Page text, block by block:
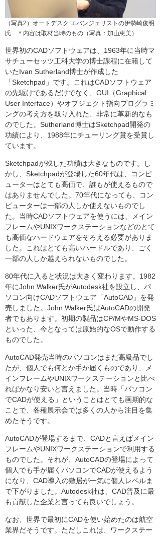
（写真2）オートデスク エバンジェリストの伊勢崎俊明
氏 ＊内容は取材当時のもの（写真：加山恵美）
世界初のCADソフトウェアは、1963年に当時マ
サチューセッツ工科大学の博士課程に在籍して
いたIvan Sutherland博士が作成した
「Sketchpad」です。これはCADソフトウェア
の先駆けであるだけでなく、GUI（Graphical
User Interface）やオブジェクト指向プログラミ
ングの考え方を取り入れた、非常に革新的なも
のでした。Sutherland博士はSketchpad開発の
功績により、1988年にチューリング賞を受賞し
ています。
Sketchpadが残した功績は大きなものです。し
かし、Sketchpadが登場した60年代は、コンピ
ューターはとても高価で、誰もが使えるもので
はありませんでした。70年代になっても、コン
ピューターは一部の人しか使えないものでし
た。当時CADソフトウェアを使うには、メイン
フレームやUNIXワークステーションなどのとて
も高価なハードウェアをそろえる必要がありま
した。これはとても高いハードルであり、ごく
一部の人しか越えられないものでした。
80年代に入ると状況は大きく変わります。1982
年にJohn Walker氏がAutodesk社を設立し、パ
ソコン向けCADソフトウェア「AutoCAD」を発
売しました。John Walker氏はAutoCADの開発
者でもあります。初期の製品はCP/MやMS-DOS
といった、今となっては原始的なOSで動作する
ものでした。
AutoCAD発売当時のパソコンはまだ高級品でし
たが、個人でも何とか手が届くものであり、メ
インフレームやUNIXワークステーションと比べ
ればかなり安いと言えました。当時「パソコン
でCADが使える」ということはとても画期的な
ことで、各種展示会では多くの人から注目を集
めたそうです。
AutoCADが登場するまで、CADと言えばメイン
フレームやUNIXワークステーションで利用する
ものでした。それが、AutoCADの登場によって
個人でも手が届くパソコンでCADが使えるよう
になり、CAD導入の敷居が一気に個人レベルま
で下がりました。Autodesk社は、CAD普及に最
も貢献した企業と言っても良いでしょう。
なお、世界で最初にCADを使い始めたのは航空
業界だそうです。ただしこれは、ワークステー